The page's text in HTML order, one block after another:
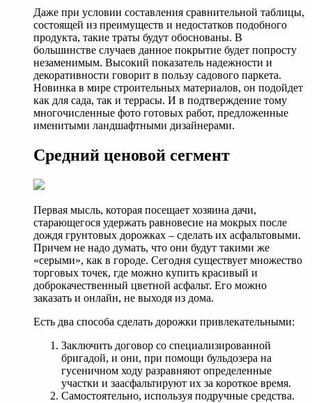
Даже при условии составления сравнительной таблицы,
состоящей из преимуществ и недостатков подобного
продукта, такие траты будут обоснованы. В
большинстве случаев данное покрытие будет попросту
незаменимым. Высокий показатель надежности и
декоративности говорит в пользу садового паркета.
Новинка в мире строительных материалов, он подойдет
как для сада, так и террасы. И в подтверждение тому
многочисленные фото готовых работ, предложенные
именитыми ландшафтными дизайнерами.
Средний ценовой сегмент
Первая мысль, которая посещает хозяина дачи,
старающегося удержать равновесие на мокрых после
дождя грунтовых дорожках – сделать их асфальтовыми.
Причем не надо думать, что они будут такими же
«серыми», как в городе. Сегодня существует множество
торговых точек, где можно купить красивый и
доброкачественный цветной асфальт. Его можно
заказать и онлайн, не выходя из дома.
Есть два способа сделать дорожки привлекательными:
Заключить договор со специализированной
бригадой, и они, при помощи бульдозера на
гусеничном ходу разравняют определенные
участки и заасфальтируют их за короткое время.
Самостоятельно, используя подручные средства.